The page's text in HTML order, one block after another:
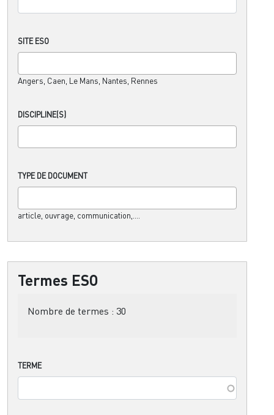
SITE ESO
Angers, Caen, Le Mans, Nantes, Rennes
DISCIPLINE(S)
TYPE DE DOCUMENT
article, ouvrage, communication,....
Termes ESO
Nombre de termes : 30
TERME